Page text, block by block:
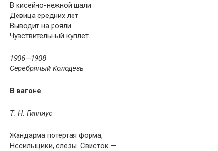
В кисейно-нежной шали
Девица средних лет
Выводит на рояли
Чувствительный куплет.
1906—1908
Серебряный Колодезь
В вагоне
Т. Н. Гиппиус
Жандарма потёртая форма,
Носильщики, слёзы. Свисток —